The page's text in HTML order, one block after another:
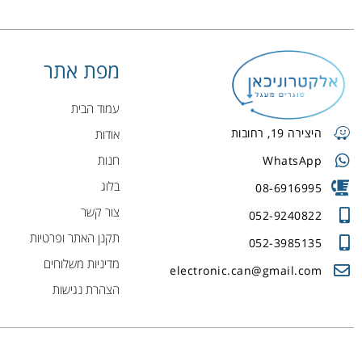
היצירה 19, רחובות
WhatsApp
08-6916995
052-9240822
052-3985135
electronic.can@gmail.com
מפת אתר
עמוד הבית
אודות
חנות
בלוג
צור קשר
תקנן האתר ופרטיות
מדיניות משלוחים
הצהרת נגישות